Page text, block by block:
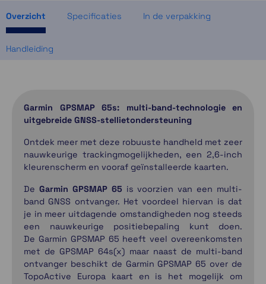
Overzicht Specificaties In de verpakking
Handleiding
Garmin GPSMAP 65s: multi-band-technologie en
uitgebreide GNSS-stellietondersteuning
Ontdek meer met deze robuuste handheld met zeer
nauwkeurige trackingmogelijkheden, een 2,6-inch
kleurenscherm en vooraf geïnstalleerde kaarten.
De Garmin GPSMAP 65 is voorzien van een multi-
band GNSS ontvanger. Het voordeel hiervan is dat
je in meer uitdagende omstandigheden nog steeds
een nauwkeurige positiebepaling kunt doen.
De Garmin GPSMAP 65 heeft veel overeenkomsten
met de GPSMAP 64s(x) maar naast de multi-band
ontvanger beschikt de Garmin GPSMAP 65 over de
TopoActive Europa kaart en is het mogelijk om